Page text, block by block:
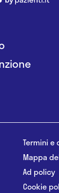
Termini e
Mappa
Ad policy
Cookie